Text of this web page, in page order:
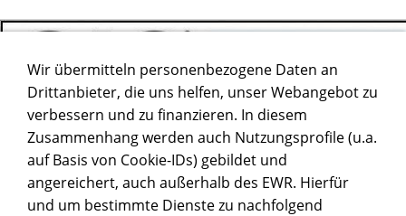
Wir übermitteln personenbezogene Daten an
Drittanbieter, die uns helfen, unser Webangebot zu
verbessern und zu finanzieren. In diesem
Zusammenhang werden auch Nutzungsprofile (u.a.
auf Basis von Cookie-IDs) gebildet und
angereichert, auch außerhalb des EWR. Hierfür
und um bestimmte Dienste zu nachfolgend